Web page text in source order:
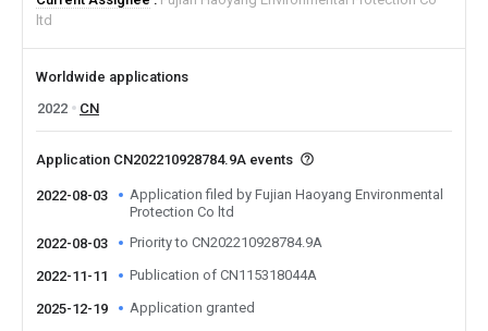
ltd
Worldwide applications
2022
CN
Application CN202210928784.9A events
2022-08-03
Application filed by Fujian Haoyang Environmental
Protection Co ltd
2022-08-03
Priority to CN202210928784.9A
2022-11-11 Publication of CN115318044A
2025-12-19 Application granted